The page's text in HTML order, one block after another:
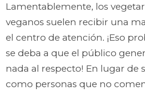
Lamentablemente, los
veganos suelen recibir una
el centro de atención. ¡Eso
se deba a que el público
nada al respecto! En lugar de
como personas que no